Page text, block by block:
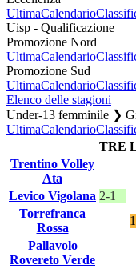
UltimaCalendario
Uisp - Qualificazione
Promozione Nord
UltimaCalendario
Promozione Sud
UltimaCalendario
Elenco delle stagioni
Under-13 femminile ❯
UltimaCalendario
TRE
Trentino Volley
Ata
Levico Vigolana 2-1
Torrefranca
Rossa
Pallavolo
Rovereto Verde